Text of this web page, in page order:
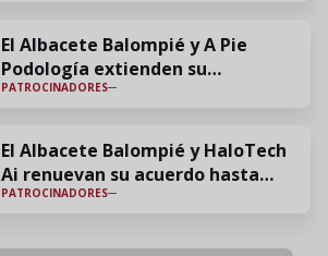
El Albacete Balompié y A Pie
Podología extienden su
colaboración una temporada más
PATROCINADORES
El Albacete Balompié y HaloTech
Ai renuevan su acuerdo hasta
junio de 2026
PATROCINADORES